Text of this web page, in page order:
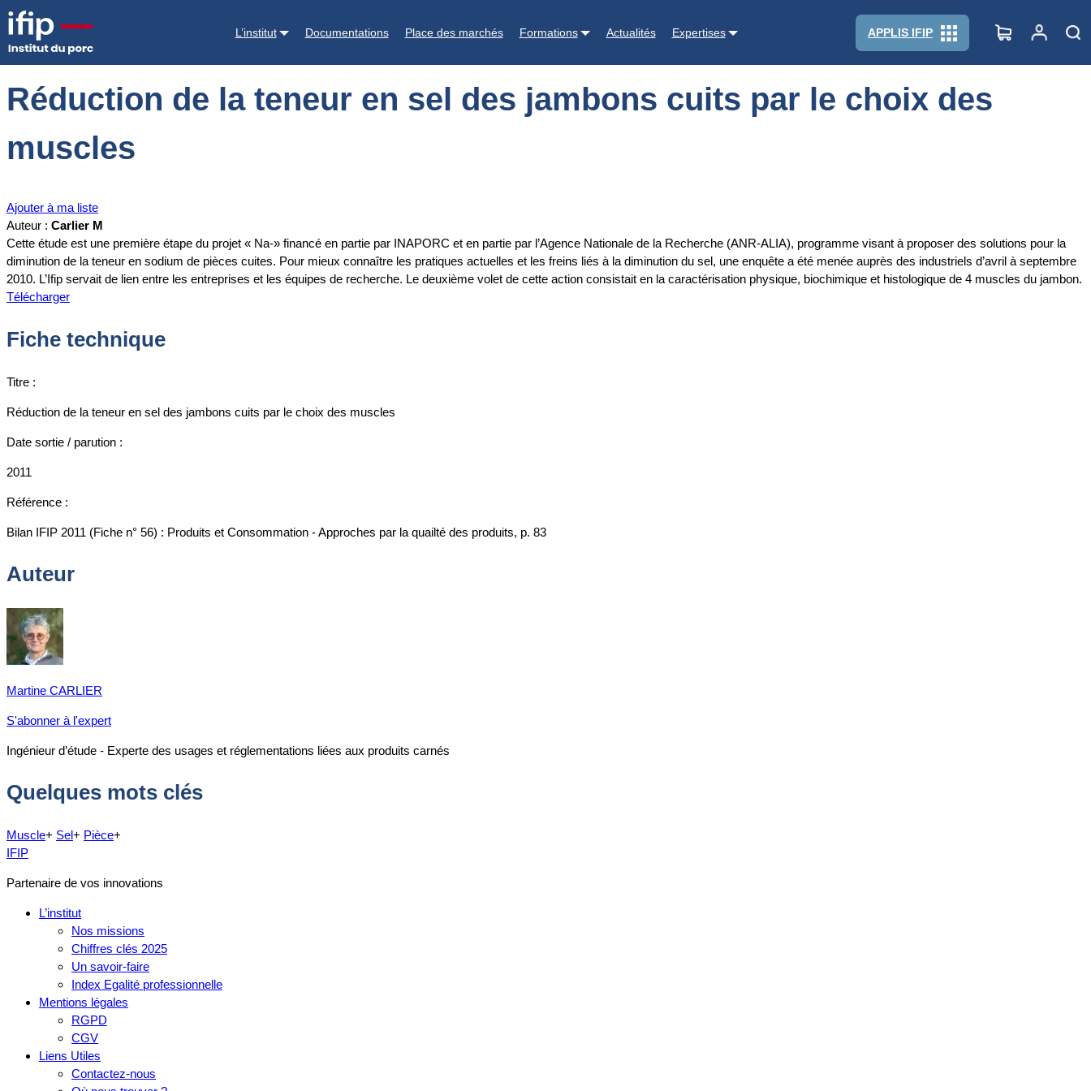
L’institut Documentations Place des marchés Formations Actualités Expertises APPLIS IFIP
Accueil Documentations
Réduction de la teneur en sel des jambons cuits par le choix des
muscles
Ajouter à ma liste
Auteur : Carlier M
Cette étude est une première étape du projet « Na-» financé en partie par INAPORC et en partie par l’Agence Nationale de la Recherche (ANR-ALIA), programme visant à proposer des solutions pour la
diminution de la teneur en sodium de pièces cuites. Pour mieux connaître les pratiques actuelles et les freins liés à la diminution du sel, une enquête a été menée auprès des industriels d’avril à septembre
2010. L’Ifip servait de lien entre les entreprises et les équipes de recherche. Le deuxième volet de cette action consistait en la caractérisation physique, biochimique et histologique de 4 muscles du jambon.
Télécharger
Fiche technique
Titre :
Réduction de la teneur en sel des jambons cuits par le choix des muscles
Date sortie / parution :
2011
Référence :
Bilan IFIP 2011 (Fiche n° 56) : Produits et Consommation - Approches par la quailté des produits, p. 83
Auteur
Martine CARLIER
S'abonner à l'expert
Ingénieur d’étude - Experte des usages et réglementations liées aux produits carnés
Quelques mots clés
Muscle+ Sel+ Pièce+
IFIP
Partenaire de vos innovations
L’institut
Nos missions
Chiffres clés 2025
Un savoir-faire
Index Egalité professionnelle
Mentions légales
RGPD
CGV
Liens Utiles
Contactez-nous